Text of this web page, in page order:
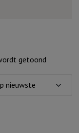
getoond
nieuwste